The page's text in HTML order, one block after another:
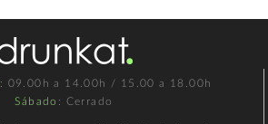
: 09.00h a 14.00h / 15.00 a 18.00h
Sábado : Cerrado